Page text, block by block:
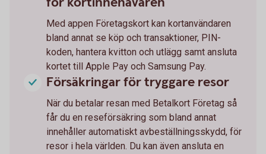
Med appen Företagskort kan kortanvändaren
bland annat se köp och transaktioner, PIN-
koden, hantera kvitton och utlägg samt ansluta
kortet till Apple Pay och Samsung Pay.
Försäkringar för tryggare resor
När du betalar resan med Betalkort Företag så
får du en reseförsäkring som bland annat
innehåller automatiskt avbeställningsskydd, för
resor i hela världen. Du kan även ansluta en